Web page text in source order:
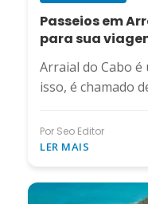
Passeios em
para sua
Arraial do Cabo
isso, é chamado
Por Seo Editor
LER MAIS